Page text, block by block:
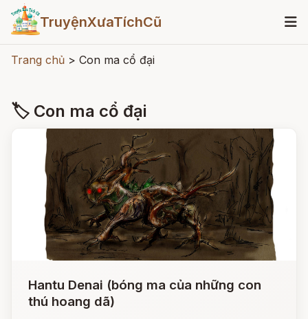
TruyệnXưaTíchCũ
Trang chủ > Con ma cổ đại
🏷 Con ma cổ đại
Hantu Denai (bóng ma của những con
thú hoang dã)